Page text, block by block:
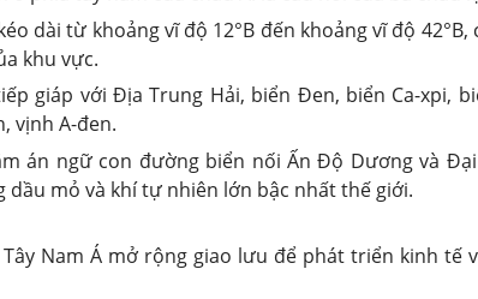
dài từ khoảng vĩ độ 12°B đến khoảng vĩ độ
khu vực.
giáp với Địa Trung Hải, biển Đen, biển Ca-xpi,
vịnh A-đen.
án ngữ con đường biển nối Ấn Độ Dương và
mỏ và khí tự nhiên lớn bậc nhất thế giới.
Nam Á mở rộng giao lưu để phát triển kinh tế